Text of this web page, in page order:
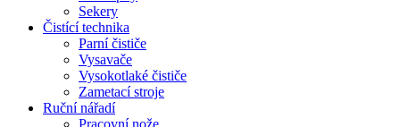
Sekery
Čistící technika
Parní čističe
Vysavače
Vysokotlaké čističe
Zametací stroje
Ruční nářadí
Pracovní nože